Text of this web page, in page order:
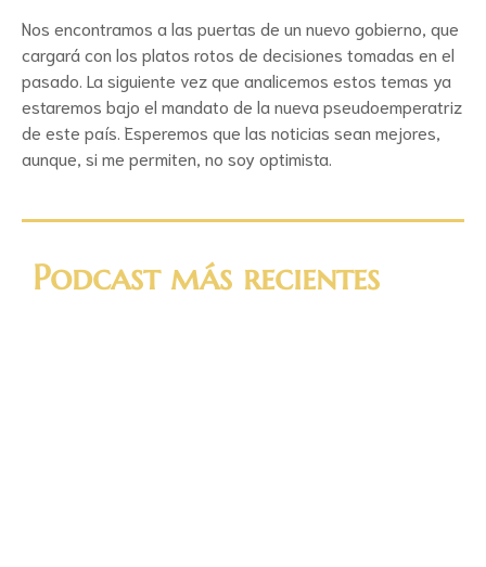
Nos encontramos a las puertas de un nuevo gobierno, que
cargará con los platos rotos de decisiones tomadas en el
pasado. La siguiente vez que analicemos estos temas ya
estaremos bajo el mandato de la nueva pseudoemperatriz
de este país. Esperemos que las noticias sean mejores,
aunque, si me permiten, no soy optimista.
Podcast más recientes